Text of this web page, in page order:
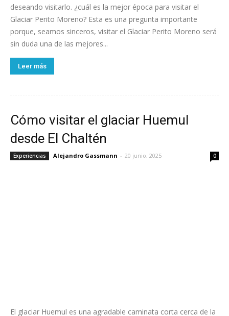
deseando visitarlo. ¿cuál es la mejor época para visitar el
Glaciar Perito Moreno? Esta es una pregunta importante
porque, seamos sinceros, visitar el Glaciar Perito Moreno será
sin duda una de las mejores...
Leer más
Cómo visitar el glaciar Huemul
desde El Chaltén
Experiencias Alejandro Gassmann - 20 junio, 2025 0
El glaciar Huemul es una agradable caminata corta cerca de la